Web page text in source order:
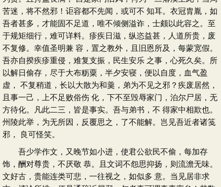
苦迷，将不然邪！讵容都不先闻，或可不 知耳。衣冠胄胤，如
吾者甚多，才能固不足道，唯不倾侧溢诈，士颇以此容之。至
于规矩细行，难可详料。疹疾日滋，纵恣益甚，人道所贵，废
不复修。幸值圣明兼 容，置之教外，且旧恩所及，每蒙宽假。
吾亦自揆疾疹重侵，难复支振，民生安乐 之事，心死久矣。所
以解日偷存，尽于大布粝粟，半夕安寝，便以自度，血气盈
虚， 不复稍道，长以大散为和羹，弟为不见之邪？疾废居然，
且事一己，上不足败俗伤 化，下不至毁辱家门，泊尔尸居，无
方待化。凡此二三，皆是事实。吾与弟书，不 得家中相欺也。
州陵此举，为无所因，反覆思之，了不能解。岂见吾近者诸笺
邪， 良可怪笑。
吾少学作文，又晚节如小进，使君公欲民不偷，每加存
饰，酬对尊贵，不厌敬 恭。且文词不怨思抑扬，则流澹无味。
文好古，贵能连类可悲，一往视之，如似多 意。当见居非求